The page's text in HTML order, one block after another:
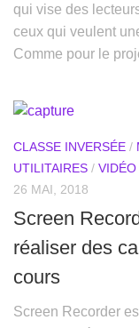
qui vise des
ceux qui veulent
Comme pour le
CLASSE INVERSÉE /
UTILITAIRES / VIDÉO
26 MAI, 2018
Screen
réaliser des
cours
Screen Recorder